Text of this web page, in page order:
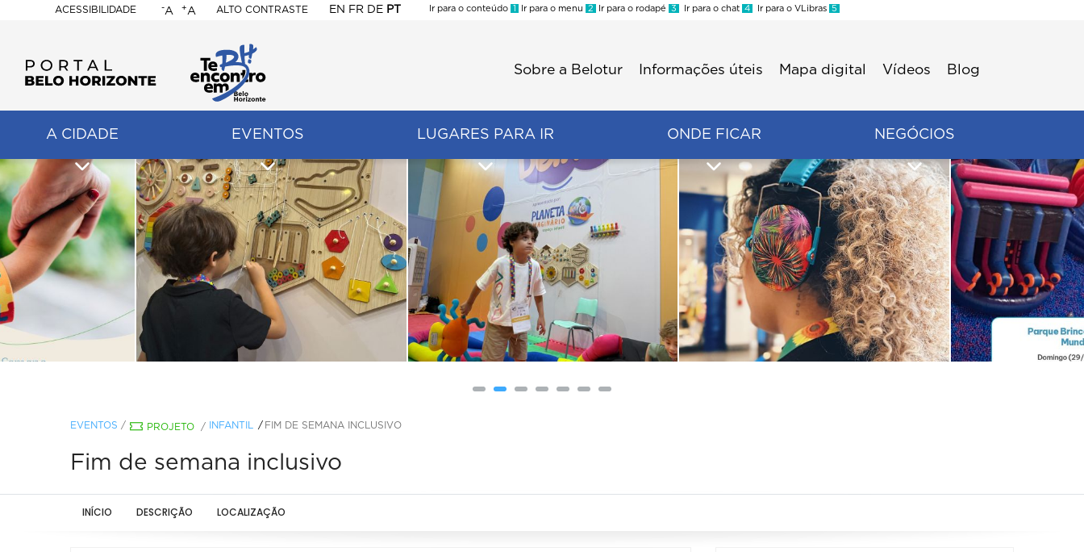
ACESSIBILIDADE
BELO
HORIZONTE
-A +A ALTO CONTRASTE EN FR DE PT
Ir para o conteúdo 1 Ir para o menu 2 Ir para o rodapé 3 Ir para o chat 4 Ir para o VLibras 5
Sobre a Belotur Informações úteis Mapa digital Vídeos Blog
A CIDADE EVENTOS LUGARES PARA IR ONDE FICAR NEGÓCIOS
EVENTOS / PROJETO / INFANTIL FIM DE SEMANA INCLUSIVO
Fim de semana inclusivo
INÍCIO DESCRIÇÃO LOCALIZAÇÃO